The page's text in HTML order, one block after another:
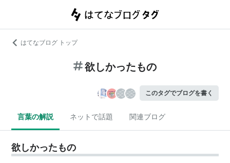
はてなブログ トップ
欲しかったもの
このタグでブログを書く
言葉の解説 ネットで話題 関連ブログ
欲しかったもの